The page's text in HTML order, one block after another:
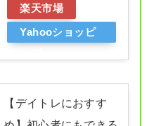
楽天市場
Yahooショッピ
【デイトレにおすす